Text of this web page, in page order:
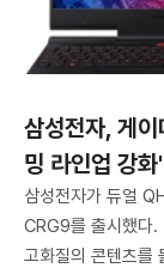
삼성전자, 게이
밍 라인업 강화'
삼성전자가 듀얼
CRG9를 출시했다.
고화질의 콘텐츠를